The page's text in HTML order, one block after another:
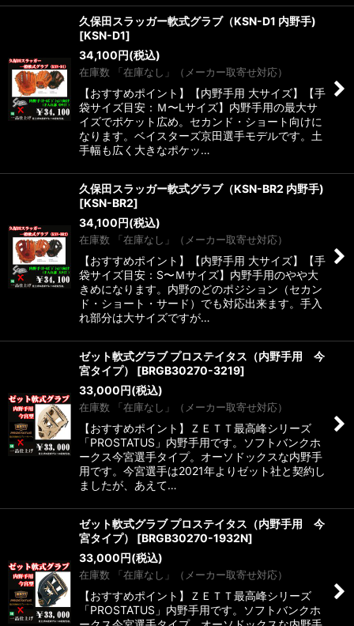
久保田スラッガー軟式グラブ（KSN-D1 内野手)
[KSN-D1]
34,100円(税込)
在庫数 「在庫なし」（メーカー取寄せ対応）
【おすすめポイント】【内野手用 大サイズ】【手
袋サイズ目安：Ｍ〜Lサイズ】内野手用の最大サ
イズでポケット広め。セカンド・ショート向けに
なります。ベイスターズ京田選手モデルです。土
手幅も広く大きなポケッ…
久保田スラッガー軟式グラブ（KSN-BR2 内野手)
[KSN-BR2]
34,100円(税込)
在庫数 「在庫なし」（メーカー取寄せ対応）
【おすすめポイント】【内野手用 大サイズ】【手
袋サイズ目安：S〜Ｍサイズ】内野手用のやや大
きめになります。内野のどのポジション（セカン
ド・ショート・サード）でも対応出来ます。手入
れ部分は大サイズですが…
ゼット軟式グラブ プロステイタス（内野手用 今
宮タイプ）
[BRGB30270-3219]
33,000円(税込)
在庫数 「在庫なし」（メーカー取寄せ対応）
【おすすめポイント】ＺＥＴＴ最高峰シリーズ
「PROSTATUS」内野手用です。ソフトバンクホ
ークス今宮選手タイプ。オーソドックスな内野手
用です。今宮選手は2021年よりゼット社と契約し
ましたが、あえて…
ゼット軟式グラブ プロステイタス（内野手用 今
宮タイプ）
[BRGB30270-1932N]
33,000円(税込)
在庫数 「在庫なし」（メーカー取寄せ対応）
【おすすめポイント】ＺＥＴＴ最高峰シリーズ
「PROSTATUS」内野手用です。ソフトバンクホ